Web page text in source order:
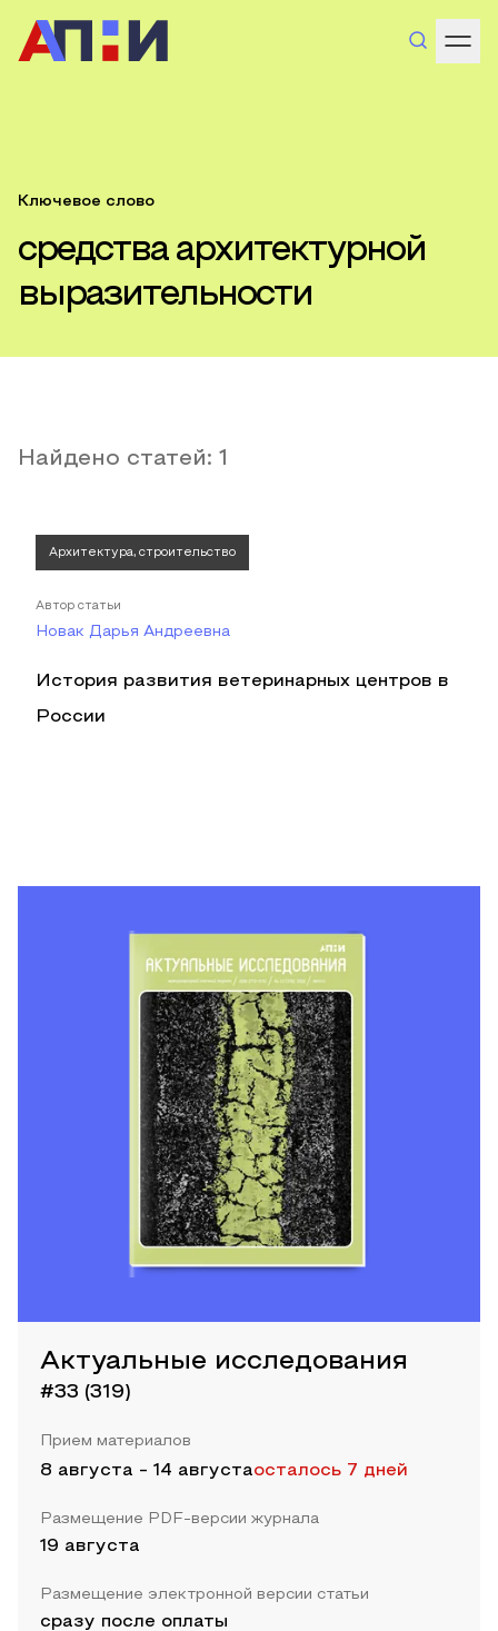
Ключевое слово
средства архитектурной
выразительности
Найдено статей: 1
Архитектура, строительство
Автор статьи
Новак Дарья Андреевна
История развития ветеринарных центров в
России
Актуальные исследования
#33 (319)
Прием материалов
8 августа - 14 августаосталось 7 дней
Размещение PDF-версии журнала
19 августа
Размещение электронной версии статьи
сразу после оплаты